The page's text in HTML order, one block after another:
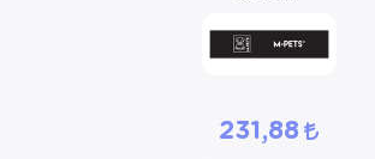
231,88